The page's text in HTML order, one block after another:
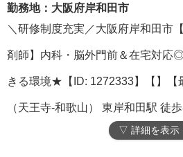
勤務地：大阪府岸和田市
＼研修制度充実／大阪府岸和田市
剤師】内科・脳外門前＆在宅対応
きる環境★【ID: 1272333】【】【
（天王寺-和歌山） 東岸和田駅 徒
▽ 詳細を表